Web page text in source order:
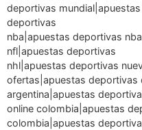
deportivas
deportivas
nba|apuestas deportivas
nfl|apuestas deportivas
nhl|apuestas deportivas
ofertas|apuestas deportivas
argentina|apuestas
online colombia|apuestas
colombia|apuestas